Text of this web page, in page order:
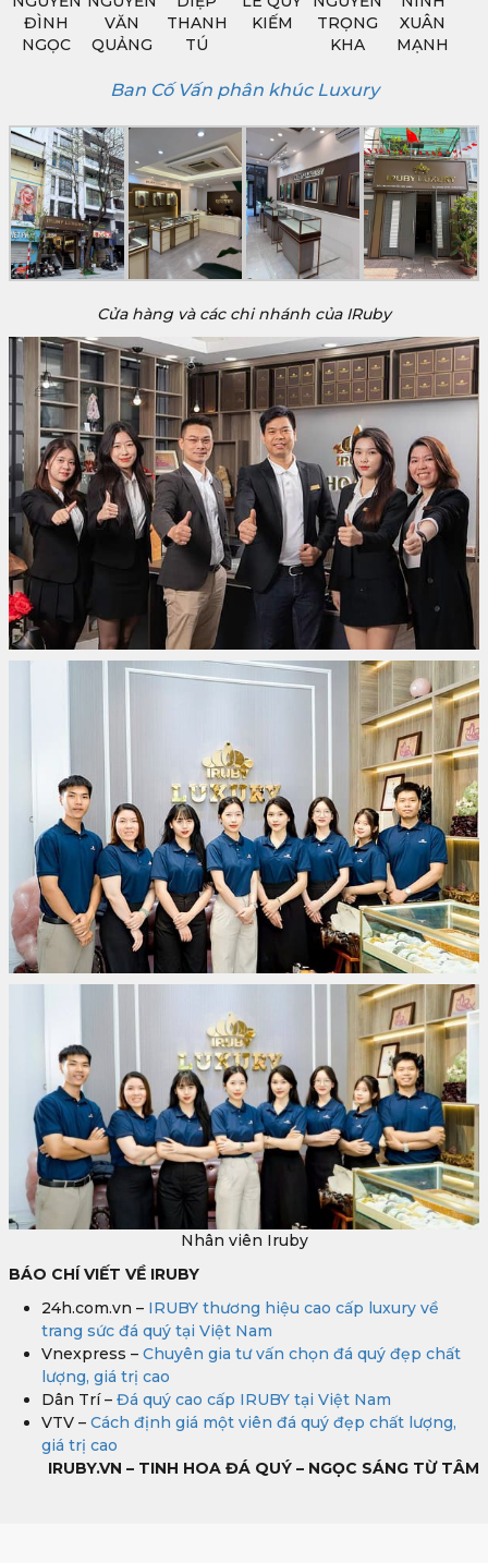
ĐÌNH
NGỌC
VĂN
QUẢNG
THANH
TÚ
KIẾM
TRỌNG
KHA
XUÂN
MẠNH
Ban Cố Vấn phân khúc Luxury
Cửa hàng và các chi nhánh của IRuby
Nhân viên Iruby
BÁO CHÍ VIẾT VỀ IRUBY
24h.com.vn – IRUBY thương hiệu cao cấp luxury về
trang sức đá quý tại Việt Nam
Vnexpress – Chuyên gia tư vấn chọn đá quý đẹp chất
lượng, giá trị cao
Dân Trí – Đá quý cao cấp IRUBY tại Việt Nam
VTV – Cách định giá một viên đá quý đẹp chất lượng,
giá trị cao
IRUBY.VN – TINH HOA ĐÁ QUÝ – NGỌC SÁNG TỪ TÂM